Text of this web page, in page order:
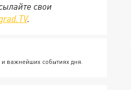
свои
.
важнейших событиях дня.